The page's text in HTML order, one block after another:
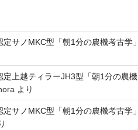
サノMKC型「朝1分の農機考古学」
定上越ティラーJH3型「朝1分の農機
より
サノMKC型「朝1分の農機考古学」